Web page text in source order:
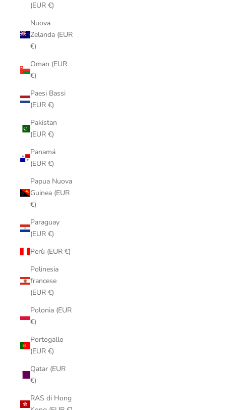
(EUR €)
Nuova
Zelanda (EUR
€)
Oman (EUR
€)
Paesi Bassi
(EUR €)
Pakistan
(EUR €)
Panamá
(EUR €)
Papua Nuova
Guinea (EUR
€)
Paraguay
(EUR €)
Perù (EUR €)
Polinesia
francese
(EUR €)
Polonia (EUR
€)
Portogallo
(EUR €)
Qatar (EUR
€)
RAS di Hong